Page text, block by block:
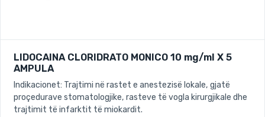
LIDOCAINA CLORIDRATO MONICO 10 mg/ml X 5
AMPULA
Indikacionet: Trajtimi në rastet e anestezisë lokale, gjatë
proçedurave stomatologjike, rasteve të vogla kirurgjikale dhe
trajtimit të infarktit të miokardit.